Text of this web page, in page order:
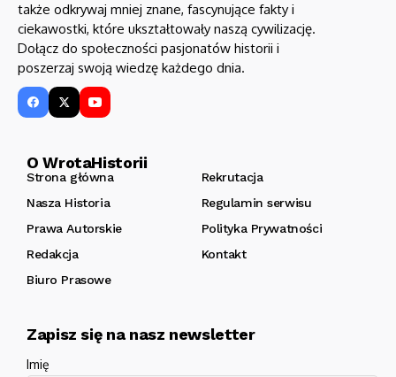
także odkrywaj mniej znane, fascynujące fakty i
ciekawostki, które ukształtowały naszą cywilizację.
Dołącz do społeczności pasjonatów historii i
poszerzaj swoją wiedzę każdego dnia.
O WrotaHistorii
Strona główna
Rekrutacja
Nasza Historia
Regulamin serwisu
Prawa Autorskie
Polityka Prywatności
Redakcja
Kontakt
Biuro Prasowe
Zapisz się na nasz newsletter
Imię